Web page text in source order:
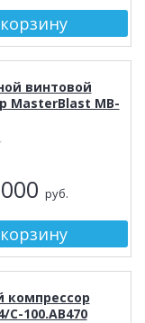
винтовой
MasterBlast MB-
руб.
компрессор
С-100.АВ470